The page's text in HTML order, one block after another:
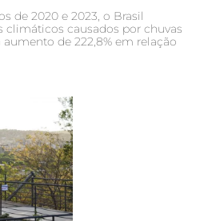
de 2020 e 2023, o Brasil
climáticos causados por chuvas
de 222,8% em relação